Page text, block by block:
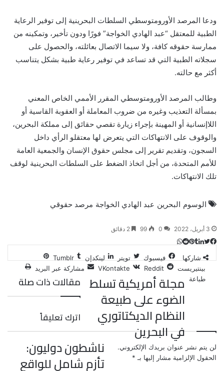
ودعا المرصد الأورومتوسطي السلطات البحرينية إلى توفير الرعاية
الطبية للمعتقل “عبد الهادي الخواجة” فورًا ودون تأخير، وتمكينه من
ممارسة حقوقه كافة، ولا سيما الاتصال بعائلته، والحصول على
سجلاته الطبية التي قد تساعد في توفير رعاية طبية بشكل يتناسب
أكثر مع حالته.
وطالب المرصد الأورومتوسطي المقرر الأممي الخاص المعني
بمسألة التعذيب وغيره من ضروب المعاملة أو العقوبة القاسية أو
اللاإنسانية أو المهينة بإجراء زيارة تقصي حقائق إلى مملكة البحرين،
والوقوف على الانتهاكات التي يتعرض لها معتقلو الرأي داخل
السجون، وتقديم تقرير إلى مجلس حقوق الإنسان والجمعية العامة
للأمم المتحدة، من أجل اتخاذ الضغط على السلطات البحرينية لوقف
تلك الانتهاكات.
الوسوم البحرين عبد الهادي الخواجة مرصد حقوقي
3 أبريل، 2022 0
99
ف
س
و
ك
ت
و
ر
ل
د
ن
T
u
b
r
ب
ي
ر
ي
س
R
e
d
t
و
ا
ب
شاركها فيسبوك تويتر لينكدإن
بينتيريست
مشاركة عبر البريد
طباعة
مجلة أمريكية تسلط
الضوء على طبيعة
النظام الديكتاتوري
في البحرين
ناشطون دوليون:
تأزم شامل للواقع
مقالات ذات صلة
اترك تعليقاً
لن يتم نشر عنوان بريدك الإلكتروني.
الحقول الإلزامية مشار إليها بـ *